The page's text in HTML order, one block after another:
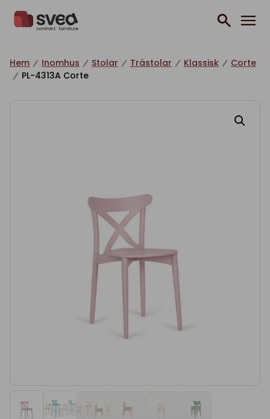
Hem Inomhus Stolar Trästolar Klassisk
Corte
PL-4313A Corte